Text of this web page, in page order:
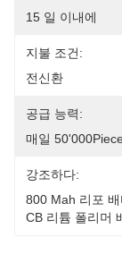
15 일 이내에
지불 조건:
전신환
공급 능력:
매일
강조하다:
800 Mah 리포 배
CB 리튬 폴리머